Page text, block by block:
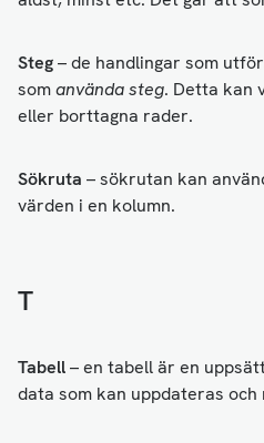
Steg– de handlingar som
somanvända steg. Detta kan
eller borttagna rader.
Sökruta – sökrutan kan
värden i en kolumn.
T
Tabell– en tabell är en
data som kan uppdateras